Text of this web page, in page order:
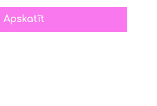
Apskatīt